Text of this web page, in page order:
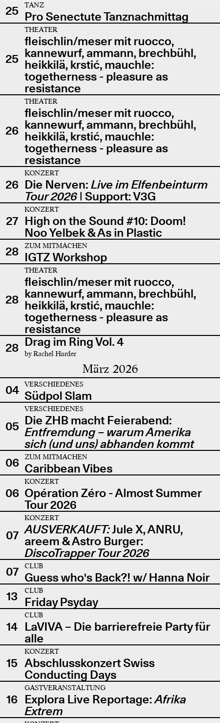
25
TANZ
Pro Senectute Tanznachmittag
25
THEATER
fleischlin/meser mit ruocco,
kannewurf, ammann, brechbühl,
heikkilä, krstić, mauchle:
togetherness - pleasure as
resistance
26
THEATER
fleischlin/meser mit ruocco,
kannewurf, ammann, brechbühl,
heikkilä, krstić, mauchle:
togetherness - pleasure as
resistance
26
KONZERT
Die Nerven: Live im Elfenbeinturm
Tour 2026| Support: V3G
27
KONZERT
High on the Sound #10: Doom!
Noo Yelbek & As in Plastic
28
ZUM MITMACHEN
IGTZ Workshop
28
THEATER
fleischlin/meser mit ruocco,
kannewurf, ammann, brechbühl,
heikkilä, krstić, mauchle:
togetherness - pleasure as
resistance
28 Drag im Ring Vol. 4
by Rachel Harder
März 2026
04 VERSCHIEDENES
Südpol Slam
05
VERSCHIEDENES
Die ZHB macht Feierabend:
Entfremdung – warum Amerika
sich (und uns) abhanden kommt
06
ZUM MITMACHEN
Caribbean Vibes
06
KONZERT
Opération Zéro - Almost Summer
Tour 2026
07
KONZERT
AUSVERKAUFT:Jule X, ANRU,
areem & Astro Burger:
DiscoTrapper Tour 2026
07
CLUB
Guess who's Back?! w/ Hanna Noir
13
CLUB
Friday Psyday
14
CLUB
LaVIVA – Die barrierefreie Party für
alle
15
KONZERT
Abschlusskonzert Swiss
Conducting Days
16
GASTVERANSTALTUNG
Explora Live Reportage:Afrika
Extrem